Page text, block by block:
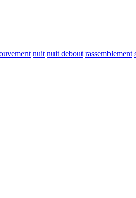
nuit nuit debout rassemblement